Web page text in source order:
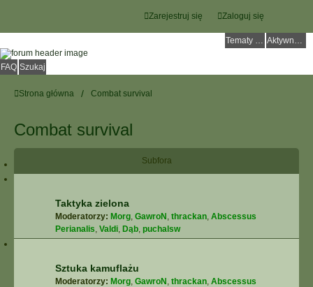
Zaloguj się
Zarejestruj się
Tematy bez odpowiedzi Aktywne tematy
FAQ Szukaj
Strona główna Combat survival
Combat survival
Subfora
Taktyka zielona
Moderatorzy: Morg, GawroN , thrackan, Abscessus
Perianalis, Valdi, Dąb, puchalsw
Sztuka kamuflażu
Moderatorzy: Morg, GawroN , thrackan, Abscessus